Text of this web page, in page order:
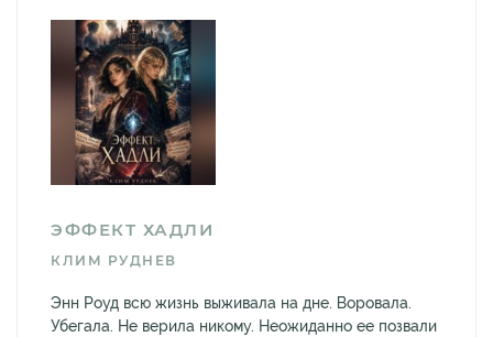
ЭФФЕКТ ХАДЛИ
КЛИМ РУДНЕВ
Энн Роуд всю жизнь выживала на дне. Воровала.
Убегала. Не верила никому. Неожиданно ее позвали